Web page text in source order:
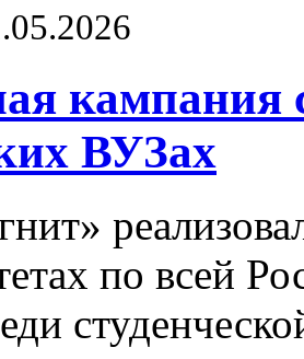
кампания
ВУЗах
по всей